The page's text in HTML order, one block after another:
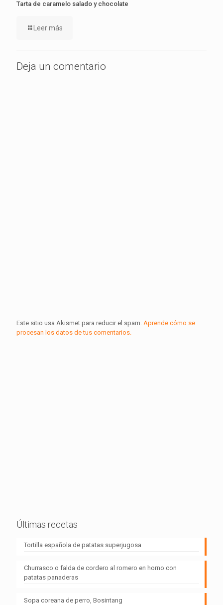
Tarta de caramelo salado y chocolate
Leer más
Deja un comentario
Este sitio usa Akismet para reducir el spam. Aprende cómo se
procesan los datos de tus comentarios.
Últimas recetas
Tortilla española de patatas superjugosa
Churrasco o falda de cordero al romero en horno con
patatas panaderas
Sopa coreana de perro, Bosintang